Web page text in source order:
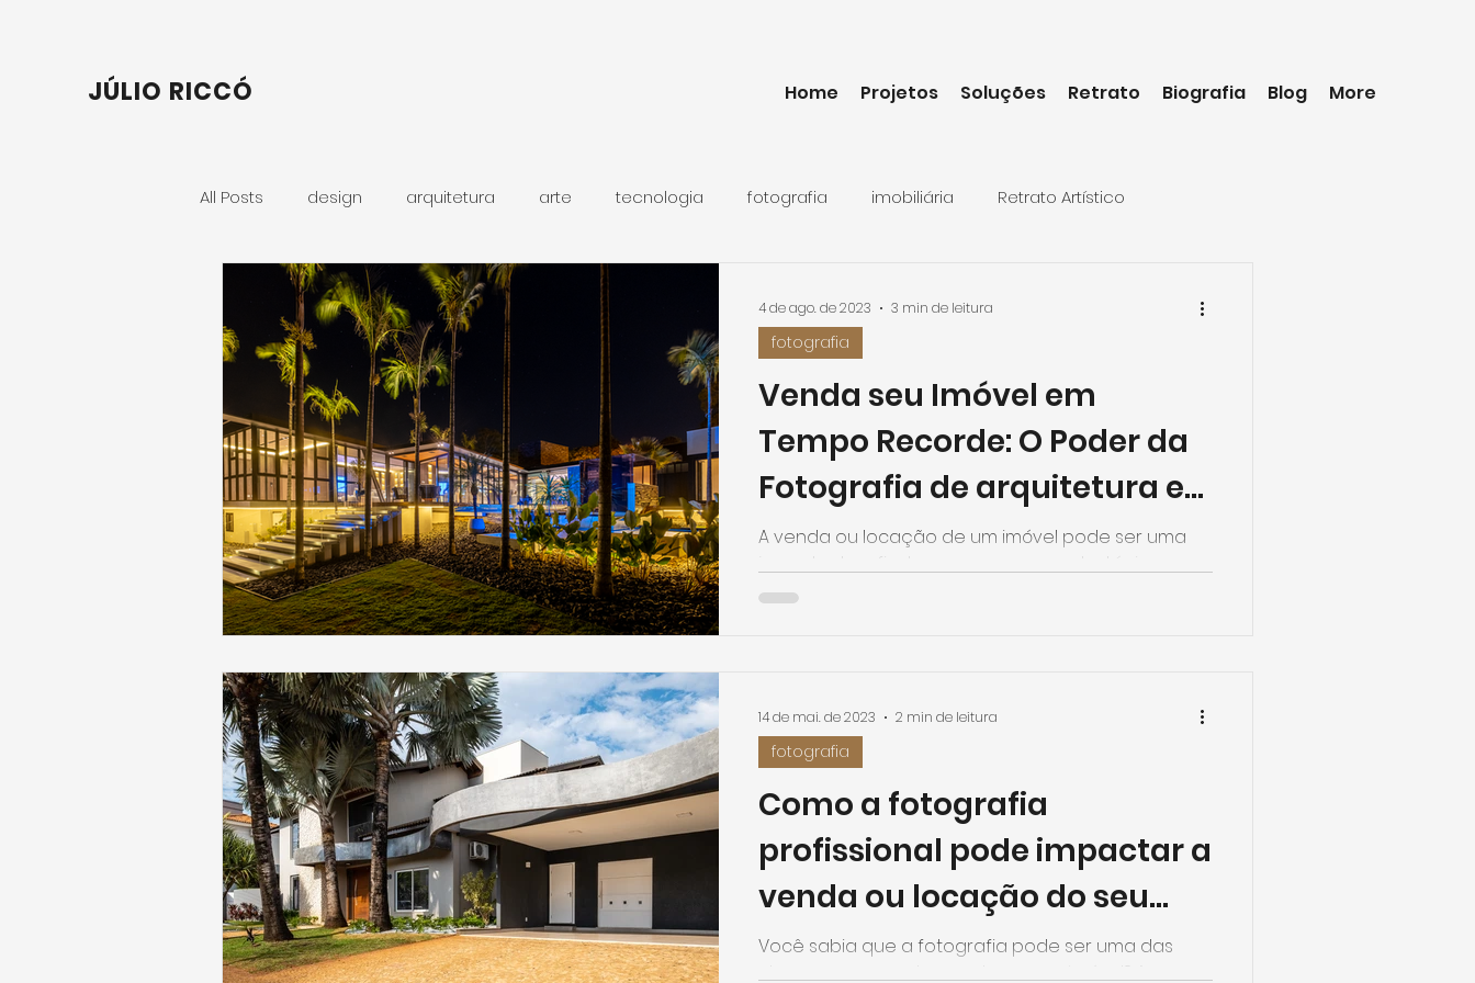
JÚLIO RICCÓ Home Projetos Soluções Retrato Biografia Blog More
All Posts design arquitetura arte tecnologia fotografia imobiliária Retrato Artístico
Retrato Corporativo
Venda seu Imóvel em
Tempo Recorde: O Poder da
Fotografia de arquitetura e
Vídeos Profissionais
A venda ou locação de um imóvel pode ser uma
jornada desafiadora, mas com as estratégias
certas, é possível acelerar o processo e...
fotografia
4 de ago. de 2023 3 min de leitura
Como a fotografia
profissional pode impactar a
venda ou locação do seu
imóvel
Você sabia que a fotografia pode ser uma das
fotografia
14 de mai. de 2023 2 min de leitura